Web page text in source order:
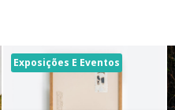
Exposições E Eventos